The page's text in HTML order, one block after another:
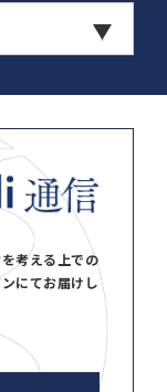
考える上での
にてお届けし